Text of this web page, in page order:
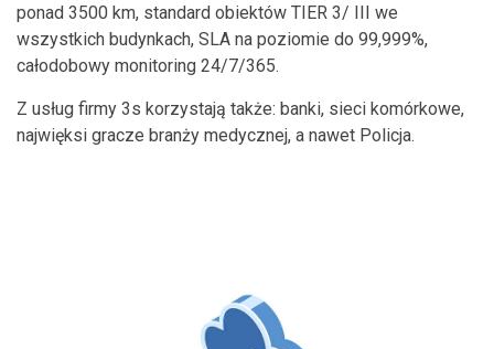
ponad 3500 km, standard obiektów TIER 3/ III we
wszystkich budynkach, SLA na poziomie do 99,999%,
całodobowy monitoring 24/7/365.
Z usług firmy 3s korzystają także: banki, sieci komórkowe,
najwięksi gracze branży medycznej, a nawet Policja.